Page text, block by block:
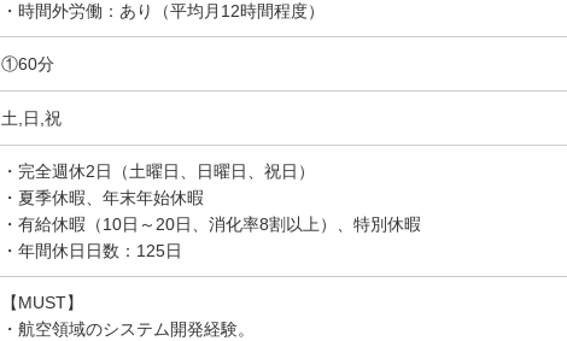
・時間外労働：あり（平均月12時間程度）
①60分
土,日,祝
・完全週休2日（土曜日、日曜日、祝日）
・夏季休暇、年末年始休暇
・有給休暇（10日～20日、消化率8割以上）、特別休暇
・年間休日日数：125日
【MUST】
・航空領域のシステム開発経験。